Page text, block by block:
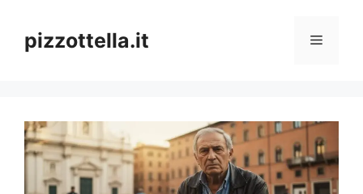
contenuto
pizzottella.it Menu